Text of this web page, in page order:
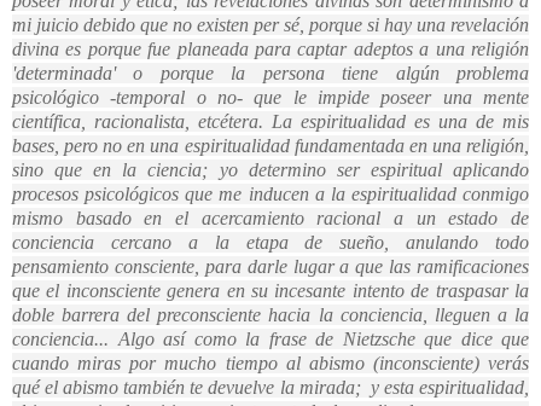
mi juicio debido que no existen per sé, porque si hay una revelación
divina es porque fue planeada para captar adeptos a una religión
'determinada' o porque la persona tiene algún problema
psicológico -temporal o no- que le impide poseer una mente
científica, racionalista, etcétera. La espiritualidad es una de mis
bases, pero no en una espiritualidad fundamentada en una religión,
sino que en la ciencia; yo determino ser espiritual aplicando
procesos psicológicos que me inducen a la espiritualidad conmigo
mismo basado en el acercamiento racional a un estado de
conciencia cercano a la etapa de sueño, anulando todo
pensamiento consciente, para darle lugar a que las ramificaciones
que el inconsciente genera en su incesante intento de traspasar la
doble barrera del preconsciente hacia la conciencia, lleguen a la
conciencia... Algo así como la frase de Nietzsche que dice que
cuando miras por mucho tiempo al abismo (inconsciente) verás
qué el abismo también te devuelve la mirada; y esta espiritualidad,